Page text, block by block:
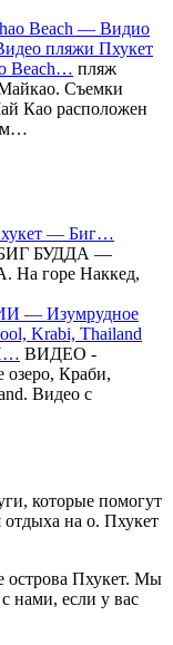
Beach… пляж
Съемки
Као расположен
— Биг…
БУДДА —
горе Наккед,
ВИДЕО -
Краби,
Видео с
которые помогут
отдыха на о. Пхукет
острова Пхукет. Мы
нами, если у вас